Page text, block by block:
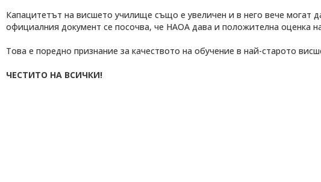
Капацитетът на висшето училище също е увеличен и в него вече могат
официалния документ се посочва, че НАОА дава и положителна оценка
Това е поредно признание за качеството на обучение в най-старото
ЧЕСТИТО НА ВСИЧКИ!